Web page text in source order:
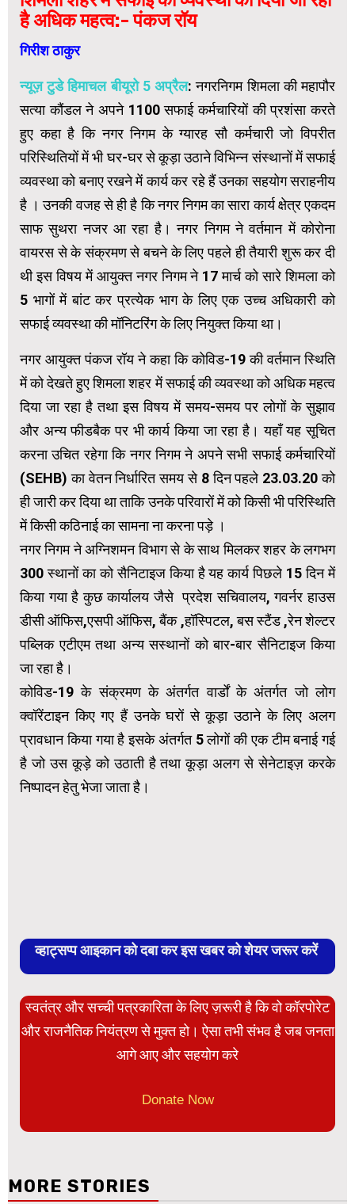
है अधिक महत्व:- पंकज रॉय
गिरीश ठाकुर
न्यूज़ टुडे हिमाचल बीयूरो 5 अप्रैल: नगरनिगम शिमला की महापौर
सत्या कौंडल ने अपने 1100 सफाई कर्मचारियों की प्रशंसा करते
हुए कहा है कि नगर निगम के ग्यारह सौ कर्मचारी जो विपरीत
परिस्थितियों में भी घर-घर से कूड़ा उठाने विभिन्न संस्थानों में सफाई
व्यवस्था को बनाए रखने में कार्य कर रहे हैं उनका सहयोग सराहनीय
है । उनकी वजह से ही है कि नगर निगम का सारा कार्य क्षेत्र एकदम
साफ सुथरा नजर आ रहा है। नगर निगम ने वर्तमान में कोरोना
वायरस से के संक्रमण से बचने के लिए पहले ही तैयारी शुरू कर दी
थी इस विषय में आयुक्त नगर निगम ने 17 मार्च को सारे शिमला को
5 भागों में बांट कर प्रत्येक भाग के लिए एक उच्च अधिकारी को
सफाई व्यवस्था की मॉनिटरिंग के लिए नियुक्त किया था।
नगर आयुक्त पंकज रॉय ने कहा कि कोविड-19 की वर्तमान स्थिति
में को देखते हुए शिमला शहर में सफाई की व्यवस्था को अधिक महत्व
दिया जा रहा है तथा इस विषय में समय-समय पर लोगों के सुझाव
और अन्य फीडबैक पर भी कार्य किया जा रहा है। यहाँ यह सूचित
करना उचित रहेगा कि नगर निगम ने अपने सभी सफाई कर्मचारियों
(SEHB) का वेतन निर्धारित समय से 8 दिन पहले 23.03.20 को
ही जारी कर दिया था ताकि उनके परिवारों में को किसी भी परिस्थिति
में किसी कठिनाई का सामना ना करना पड़े ।
नगर निगम ने अग्निशमन विभाग से के साथ मिलकर शहर के लगभग
300 स्थानों का को सैनिटाइज किया है यह कार्य पिछले 15 दिन में
किया गया है कुछ कार्यालय जैसे प्रदेश सचिवालय, गवर्नर हाउस
डीसी ऑफिस,एसपी ऑफिस, बैंक ,हॉस्पिटल, बस स्टैंड ,रेन शेल्टर
पब्लिक एटीएम तथा अन्य सस्थानों को बार-बार सैनिटाइज किया
जा रहा है।
कोविड-19 के संक्रमण के अंतर्गत वार्डों के अंतर्गत जो लोग
क्वॉरेंटाइन किए गए हैं उनके घरों से कूड़ा उठाने के लिए अलग
प्रावधान किया गया है इसके अंतर्गत 5 लोगों की एक टीम बनाई गई
है जो उस कूड़े को उठाती है तथा कूड़ा अलग से सेनेटाइज़ करके
निष्पादन हेतु भेजा जाता है।
व्हाट्सप्प आइकान को दबा कर इस खबर को शेयर जरूर करें
स्वतंत्र और सच्ची पत्रकारिता के लिए ज़रूरी है कि वो कॉरपोरेट
और राजनैतिक नियंत्रण से मुक्त हो। ऐसा तभी संभव है जब जनता
आगे आए और सहयोग करे
Donate Now
MORE STORIES